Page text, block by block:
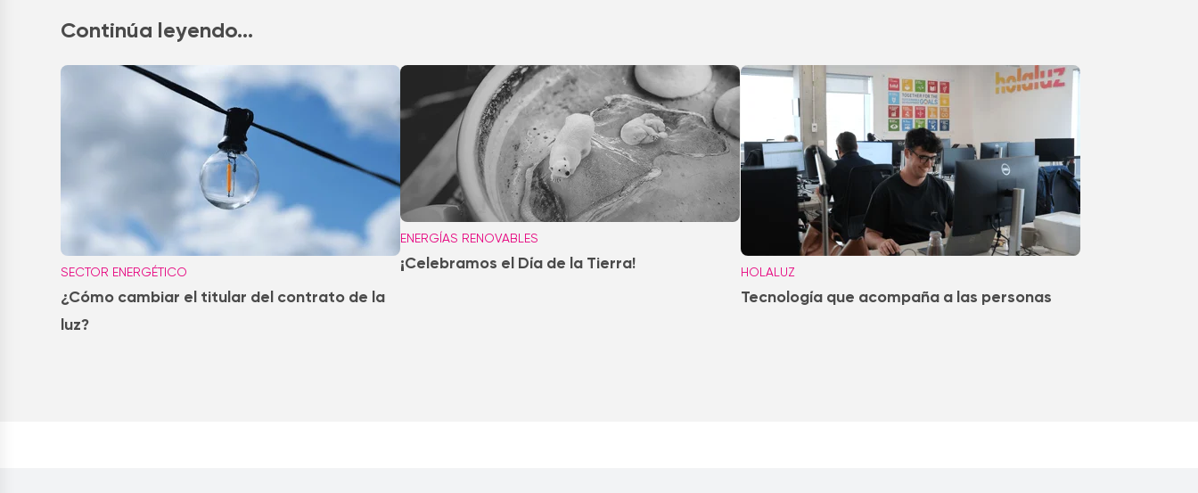
Continúa leyendo...
SECTOR ENERGÉTICO
¿Cómo cambiar el titular del contrato de la
luz?
ENERGÍAS RENOVABLES
¡Celebramos el Día de la Tierra! HOLALUZ
Tecnología que acompaña a las personas